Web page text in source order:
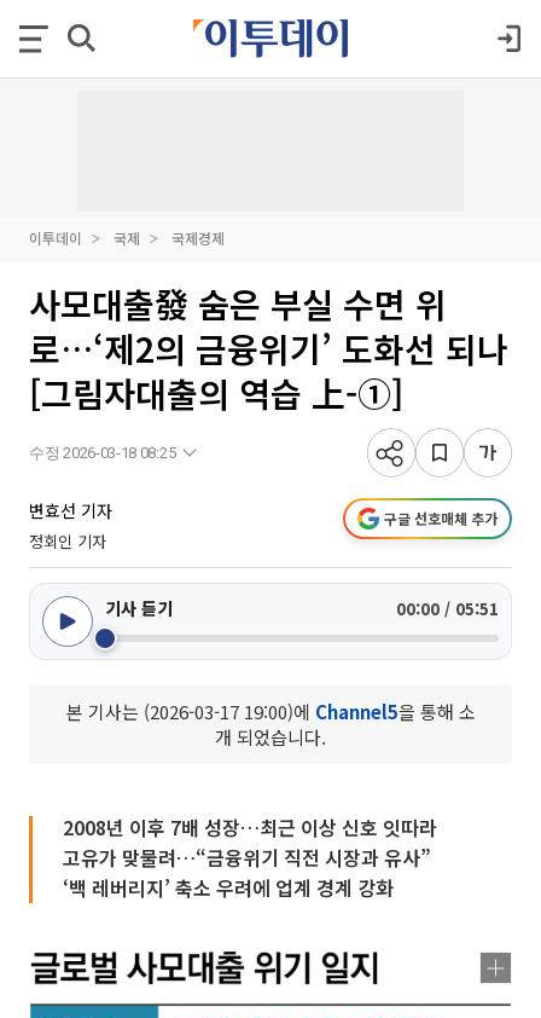
이투데이 국제 국제경제
사모대출發 숨은 부실 수면 위
로…‘제2의 금융위기’ 도화선 되나
[그림자대출의 역습 上-①]
수정 2026-03-18 08:25
변효선 기자
정회인 기자
구글 선호매체 추가
기사 듣기 00:00 / 05:51
본 기사는 (2026-03-17 19:00)에 Channel5을 통해 소
개 되었습니다.
2008년 이후 7배 성장…최근 이상 신호 잇따라
고유가 맞물려…“금융위기 직전 시장과 유사”
‘백 레버리지’ 축소 우려에 업계 경계 강화